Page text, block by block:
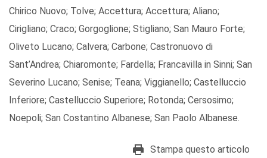
Chirico Nuovo; Tolve; Accettura; Accettura; Aliano;
Cirigliano; Craco; Gorgoglione; Stigliano; San Mauro Forte;
Oliveto Lucano; Calvera; Carbone; Castronuovo di
Sant’Andrea; Chiaromonte; Fardella; Francavilla in Sinni; San
Severino Lucano; Senise; Teana; Viggianello; Castelluccio
Inferiore; Castelluccio Superiore; Rotonda; Cersosimo;
Noepoli; San Costantino Albanese; San Paolo Albanese.
Stampa questo articolo